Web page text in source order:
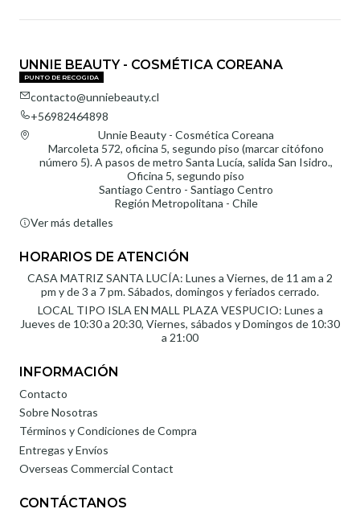
UNNIE BEAUTY - COSMÉTICA COREANA
PUNTO DE RECOGIDA
contacto@unniebeauty.cl
+56982464898
Unnie Beauty - Cosmética Coreana
Marcoleta 572, oficina 5, segundo piso (marcar citófono
número 5). A pasos de metro Santa Lucía, salida San Isidro.,
Oficina 5, segundo piso
Santiago Centro - Santiago Centro
Región Metropolitana - Chile
Ver más detalles
HORARIOS DE ATENCIÓN
CASA MATRIZ SANTA LUCÍA: Lunes a Viernes, de 11 am a 2
pm y de 3 a 7 pm. Sábados, domingos y feriados cerrado.
LOCAL TIPO ISLA EN MALL PLAZA VESPUCIO: Lunes a
Jueves de 10:30 a 20:30, Viernes, sábados y Domingos de 10:30
a 21:00
INFORMACIÓN
Contacto
Sobre Nosotras
Términos y Condiciones de Compra
Entregas y Envíos
Overseas Commercial Contact
CONTÁCTANOS